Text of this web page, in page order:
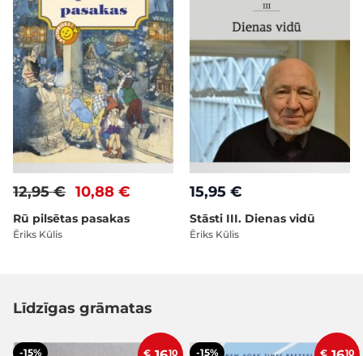
10,88 €
12,95 €
Rū pilsētas pasakas
Ēriks Kūlis
15,95 €
Stāsti III. Dienas vidū
Ēriks Kūlis
Līdzīgas grāmatas
-15% € 10 -15% € 10